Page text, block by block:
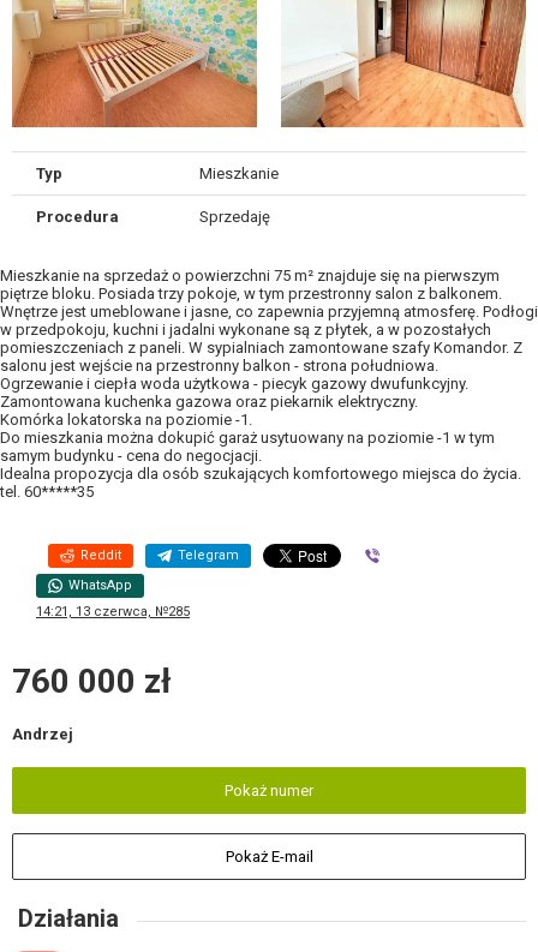
Typ Mieszkanie
Procedura Sprzedaję
Mieszkanie na sprzedaż o powierzchni 75 m² znajduje się na pierwszym
piętrze bloku. Posiada trzy pokoje, w tym przestronny salon z balkonem.
Wnętrze jest umeblowane i jasne, co zapewnia przyjemną atmosferę. Podłogi
w przedpokoju, kuchni i jadalni wykonane są z płytek, a w pozostałych
pomieszczeniach z paneli. W sypialniach zamontowane szafy Komandor. Z
salonu jest wejście na przestronny balkon - strona południowa.
Ogrzewanie i ciepła woda użytkowa - piecyk gazowy dwufunkcyjny.
Zamontowana kuchenka gazowa oraz piekarnik elektryczny.
Komórka lokatorska na poziomie -1.
Do mieszkania można dokupić garaż usytuowany na poziomie -1 w tym
samym budynku - cena do negocjacji.
Idealna propozycja dla osób szukających komfortowego miejsca do życia.
tel. 60*****35
Reddit Telegram
WhatsApp
14:21, 13 czerwca, №285
760 000 zł
Andrzej
Pokaż numer
Pokaż E-mail
Działania